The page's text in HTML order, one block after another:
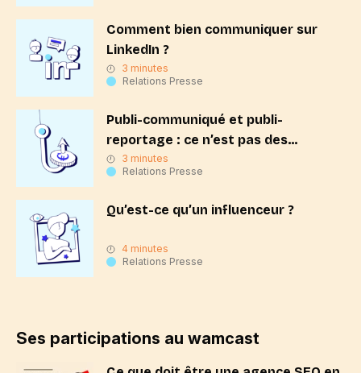
Comment bien communiquer sur
LinkedIn ?
3 minutes
Relations Presse
Publi-communiqué et publi-
reportage : ce n’est pas des
relations presse !
3 minutes
Relations Presse
Qu’est-ce qu’un influenceur ?
4 minutes
Relations Presse
Ses participations au wamcast